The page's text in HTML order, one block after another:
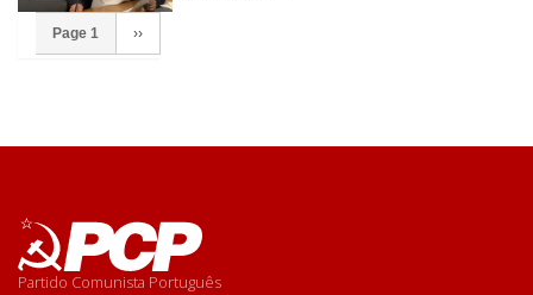
Page 1 ››
Partido Comunista Português